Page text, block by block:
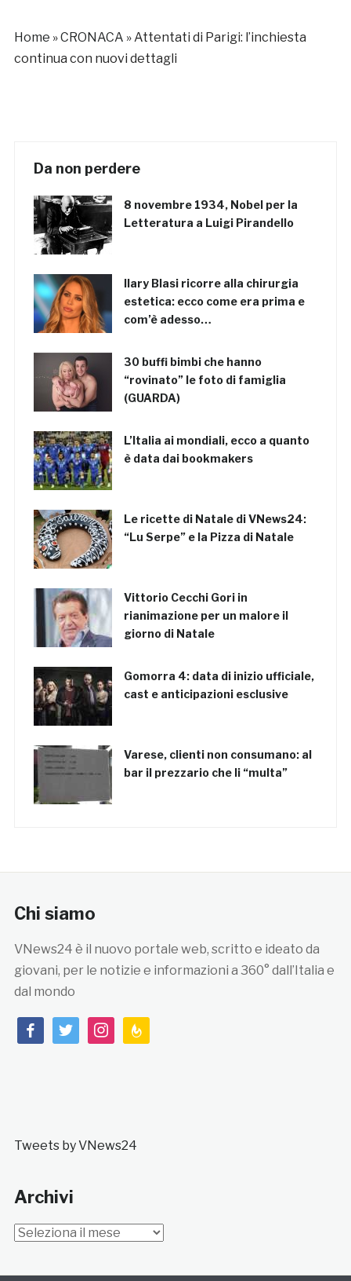
Home »CRONACA »Attentati di Parigi: l’inchiesta
continua con nuovi dettagli
Da non perdere
8 novembre 1934, Nobel per la
Letteratura a Luigi Pirandello
Ilary Blasi ricorre alla chirurgia
estetica: ecco come era prima e
com’è adesso…
30 buffi bimbi che hanno
“rovinato” le foto di famiglia
(GUARDA)
L’Italia ai mondiali, ecco a quanto
è data dai bookmakers
Le ricette di Natale di VNews24:
“Lu Serpe” e la Pizza di Natale
Vittorio Cecchi Gori in
rianimazione per un malore il
giorno di Natale
Gomorra 4: data di inizio ufficiale,
cast e anticipazioni esclusive
Varese, clienti non consumano: al
bar il prezzario che li “multa”
Chi siamo
VNews24 è il nuovo portale web, scritto e ideato da
giovani, per le notizie e informazioni a 360° dall’Italia e
dal mondo
facebooktwitterinstagramfeedburner
Tweets by VNews24
Archivi
Archivi